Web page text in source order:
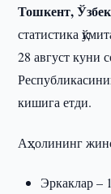
Тошкент,
статистика
28 август куни
кишига етди.
Аҳолининг
Эркаклар –